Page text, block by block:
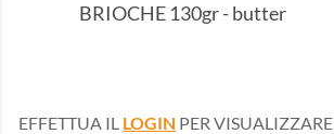
BRIOCHE 130gr - butter
EFFETTUA IL LOGIN PER VISUALIZZARE